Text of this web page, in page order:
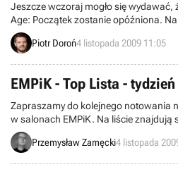
Jeszcze wczoraj mogło się wydawać,
Age: Początek zostanie opóźniona.
tylko plotkami –przedstawiciele
Lidia Zalewska i Community Manager
Piotr Doroń4 listopada 2009 11:05
EMPiK - Top Lista -
Zapraszamy do kolejnego notowania
w salonach EMPiK. Na liście znajdują
komputery osobiste oraz konsole PS2,
pochodzą z okresu pomiędzy 26 a 31
Przemysław Zamęcki4 listopada